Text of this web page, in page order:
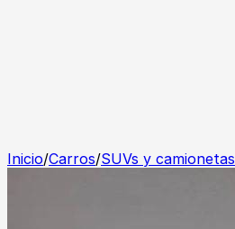
Inicio/Carros/SUVs y camionetas